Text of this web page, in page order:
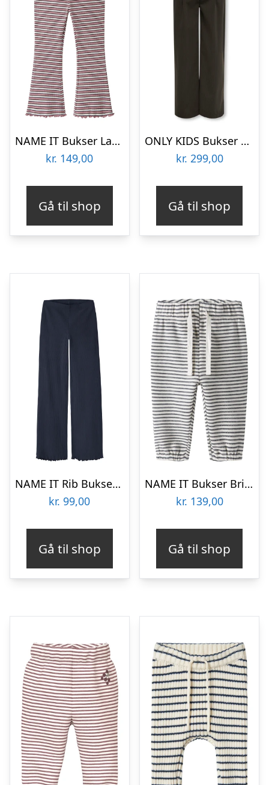
NAME IT Bukser Lana Lilas
kr. 149,00
Gå til shop
ONLY KIDS Bukser Aalden Wide Mole Pumice Stone
kr. 299,00
Gå til shop
NAME IT Rib Bukser Vemma Navy Blazer
kr. 99,00
Gå til shop
NAME IT Bukser Bripo Navy Blazer
kr. 139,00
Gå til shop